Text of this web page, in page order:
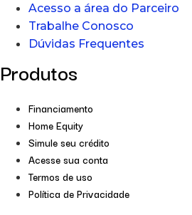
Acesso a área do Parceiro
Trabalhe Conosco
Dúvidas Frequentes
Produtos
Financiamento
Home Equity
Simule seu crédito
Acesse sua conta
Termos de uso
Política de Privacidade